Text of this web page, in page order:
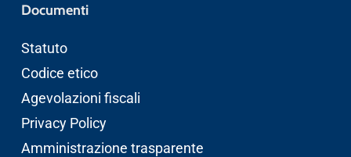
Documenti
Statuto
Codice etico
Agevolazioni fiscali
Privacy Policy
Amministrazione trasparente